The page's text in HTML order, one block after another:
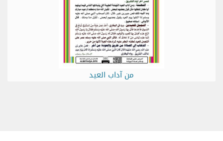
من آداب العيد